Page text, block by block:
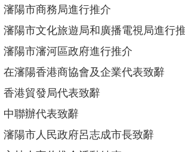
瀋陽市商務局進行推介
瀋陽市文化旅遊局和廣播電視局進行
瀋陽市瀋河區政府進行推介
在瀋陽香港商協會及企業代表致辭
香港貿發局代表致辭
中聯辦代表致辭
瀋陽市人民政府呂志成市長致辭